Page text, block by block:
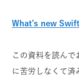
What’s new
この資料を読ん
に苦労しなくて済